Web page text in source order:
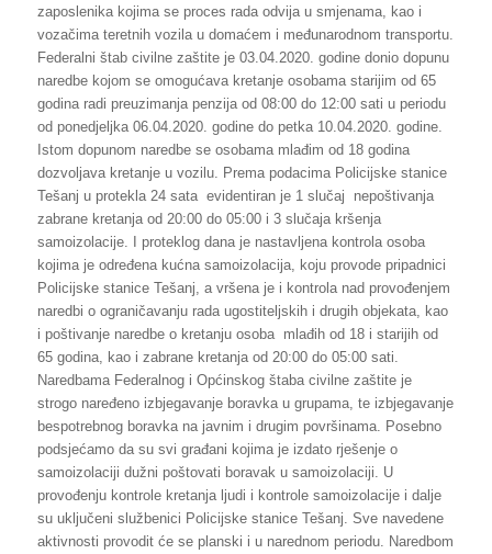
zaposlenika kojima se proces rada odvija u smjenama, kao i
vozačima teretnih vozila u domaćem i međunarodnom transportu.
Federalni štab civilne zaštite je 03.04.2020. godine donio dopunu
naredbe kojom se omogućava kretanje osobama starijim od 65
godina radi preuzimanja penzija od 08:00 do 12:00 sati u periodu
od ponedjeljka 06.04.2020. godine do petka 10.04.2020. godine.
Istom dopunom naredbe se osobama mlađim od 18 godina
dozvoljava kretanje u vozilu. Prema podacima Policijske stanice
Tešanj u protekla 24 sata evidentiran je 1 slučaj nepoštivanja
zabrane kretanja od 20:00 do 05:00 i 3 slučaja kršenja
samoizolacije. I proteklog dana je nastavljena kontrola osoba
kojima je određena kućna samoizolacija, koju provode pripadnici
Policijske stanice Tešanj, a vršena je i kontrola nad provođenjem
naredbi o ograničavanju rada ugostiteljskih i drugih objekata, kao
i poštivanje naredbe o kretanju osoba mlađih od 18 i starijih od
65 godina, kao i zabrane kretanja od 20:00 do 05:00 sati.
Naredbama Federalnog i Općinskog štaba civilne zaštite je
strogo naređeno izbjegavanje boravka u grupama, te izbjegavanje
bespotrebnog boravka na javnim i drugim površinama. Posebno
podsjećamo da su svi građani kojima je izdato rješenje o
samoizolaciji dužni poštovati boravak u samoizolaciji. U
provođenju kontrole kretanja ljudi i kontrole samoizolacije i dalje
su uključeni službenici Policijske stanice Tešanj. Sve navedene
aktivnosti provodit će se planski i u narednom periodu. Naredbom